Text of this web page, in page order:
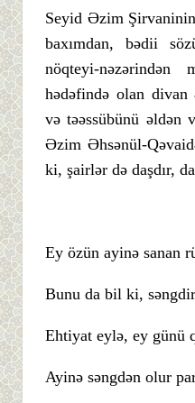
Seyid Əzim
baxımdan, bədii
nöqteyi-nəzərindən
hədəfində olan divan
və təəssübünü əldən
Əzim Əhsənül-
ki, şairlər də daşdır,
Ey özün ayinə sanan
Bunu da bil ki,
Ehtiyat eylə, ey günü
Ayinə səngdən olur